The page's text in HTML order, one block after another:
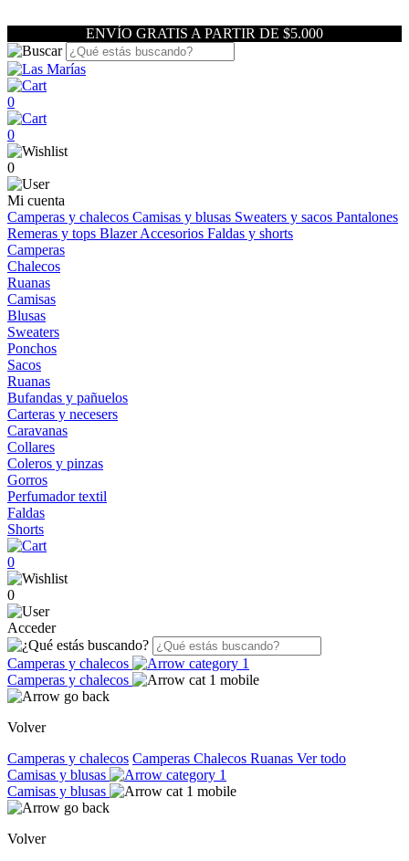
ENVÍO GRATIS A PARTIR DE $5.000
0
0
0
Mi cuenta
Camperas y chalecos Camisas y blusas Sweaters y sacos Pantalones
Remeras y tops BlazerAccesorios Faldas y shorts
Camperas
Chalecos
Ruanas
Camisas
Blusas
Sweaters
Ponchos
Sacos
Ruanas
Bufandas y pañuelos
Carteras y necesers
Caravanas
Collares
Coleros y pinzas
Gorros
Perfumador textil
Faldas
Shorts
0
0
Acceder
Camperas y chalecos
Camperas y chalecos
Volver
Camperas y chalecos Camperas Chalecos Ruanas Ver todo
Camisas y blusas
Camisas y blusas
Volver